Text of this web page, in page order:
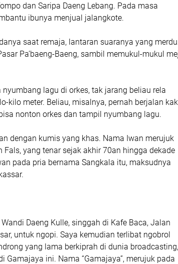
dan Saripa Daeng Lebang. Pada masa
ibunya menjual jalangkote.
saat remaja, lantaran suaranya yang
Pa’baeng-Baeng, sambil memukul-mukul
lagu di orkes, tak jarang beliau rela
kilo meter. Beliau, misalnya, pernah berjalan
nonton orkes dan tampil nyumbang lagu.
dengan kumis yang khas. Nama Iwan merujuk
Fals, yang tenar sejak akhir 70an hingga dekade
pada pria bernama Sangkala itu, maksudnya
Daeng Kulle, singgah di Kafe Baca, Jalan
untuk ngopi. Saya kemudian terlibat ngobrol
yang lama berkiprah di dunia broadcasting,
Gamajaya ini. Nama “Gamajaya”, merujuk pada